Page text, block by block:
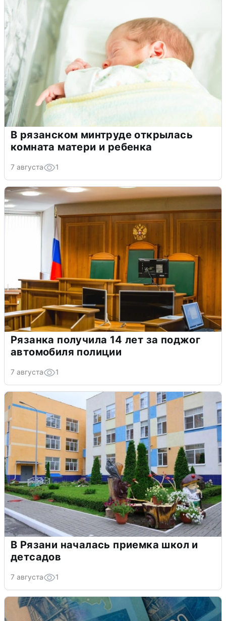
В рязанском минтруде открылась
комната матери и ребенка
7 августа 1
Рязанка получила 14 лет за поджог
автомобиля полиции
7 августа 1
В Рязани началась приемка школ и
детсадов
7 августа 1